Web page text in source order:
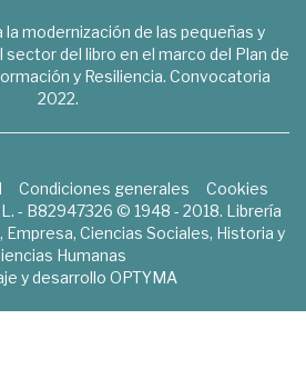
la modernización de las pequeñas y
del libro en el marco del Plan de
y Resiliencia. Convocatoria
2022.
Condiciones generales
Cookies
- B82947326 © 1948 - 2018. Librería
Ciencias Sociales, Historia y
Humanas
y desarrollo OPTYMA